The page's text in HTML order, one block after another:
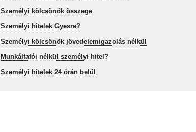
Személyi kölcsönök összege
Személyi hitelek Gyesre?
Személyi kölcsönök jövedelemigazolás nélkül
Munkáltatói nélkül személyi hitel?
Személyi hitelek 24 órán belül